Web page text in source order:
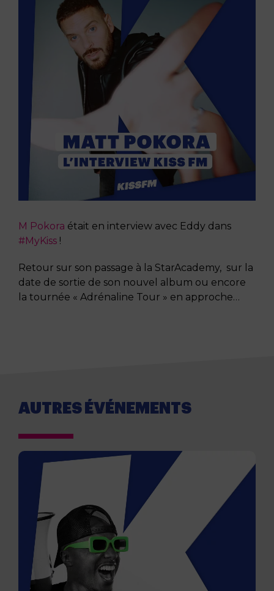
M Pokora était en interview avec Eddy dans
#MyKiss !
Retour sur son passage à la StarAcademy, sur la
date de sortie de son nouvel album ou encore
la tournée « Adrénaline Tour » en approche…
AUTRES ÉVÉNEMENTS